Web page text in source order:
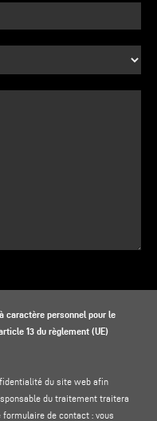
caractère personnel pour le
13 du règlement (UE)
du site web afin
du traitement traitera
de contact : vous